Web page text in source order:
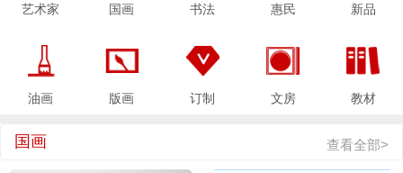
艺术家 国画 书法 惠民 新品
油画 版画 订制 文房 教材
国画 查看全部>